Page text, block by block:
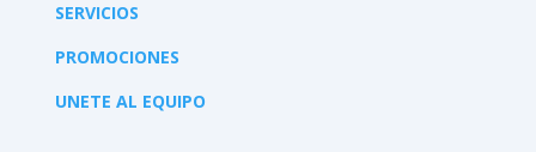
SERVICIOS
PROMOCIONES
UNETE AL EQUIPO